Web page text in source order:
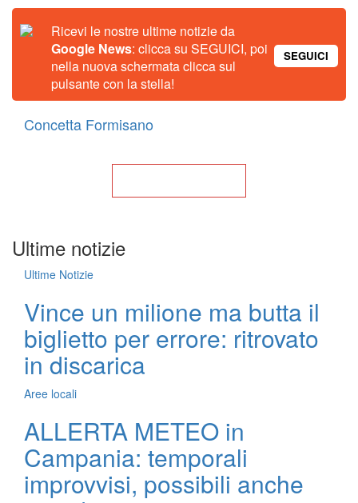
Ricevi le nostre ultime notizie da
Google News: clicca su SEGUICI, poi
nella nuova schermata clicca sul
pulsante con la stella!
SEGUICI
Concetta Formisano
Ultime notizie
Ultime Notizie
Vince un milione ma butta il
biglietto per errore: ritrovato
in discarica
Aree locali
ALLERTA METEO in
Campania: temporali
improvvisi, possibili anche